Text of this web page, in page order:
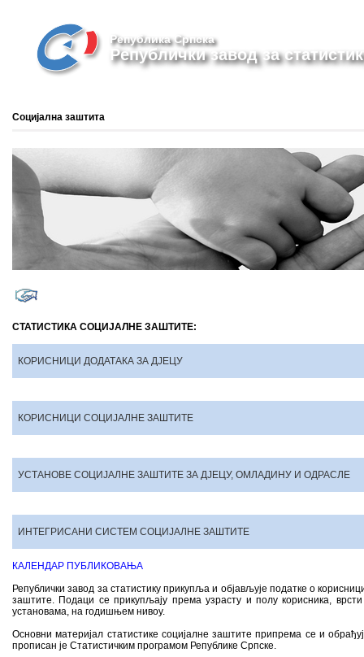
Република Српска
Републички завод за
Социјална заштита
СТАТИСТИКА СОЦИЈАЛНЕ ЗАШТИТЕ:
КОРИСНИЦИ ДОДАТАКА ЗА ДЈЕЦУ
КОРИСНИЦИ СОЦИЈАЛНЕ ЗАШТИТЕ
УСТАНОВЕ СОЦИЈАЛНЕ ЗАШТИТЕ ЗА ДЈЕЦУ, ОМЛАДИНУ И ОДРАСЛЕ
ИНТЕГРИСАНИ СИСТЕМ СОЦИЈАЛНЕ ЗАШТИТЕ
КАЛЕНДАР ПУБЛИКОВАЊА
Републички завод за статистику прикупља и објављује податке о
заштите. Подаци се прикупљају према узрасту и полу корисника,
установама, на годишњем нивоу.
Основни материјал статистике социјалне заштите припрема се и
прописан је Статистичким програмом Републике Српске.